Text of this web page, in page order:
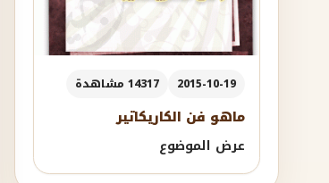
2015-10-19 14317 مشاهدة
ماهو فن الكاريكاتير
عرض الموضوع